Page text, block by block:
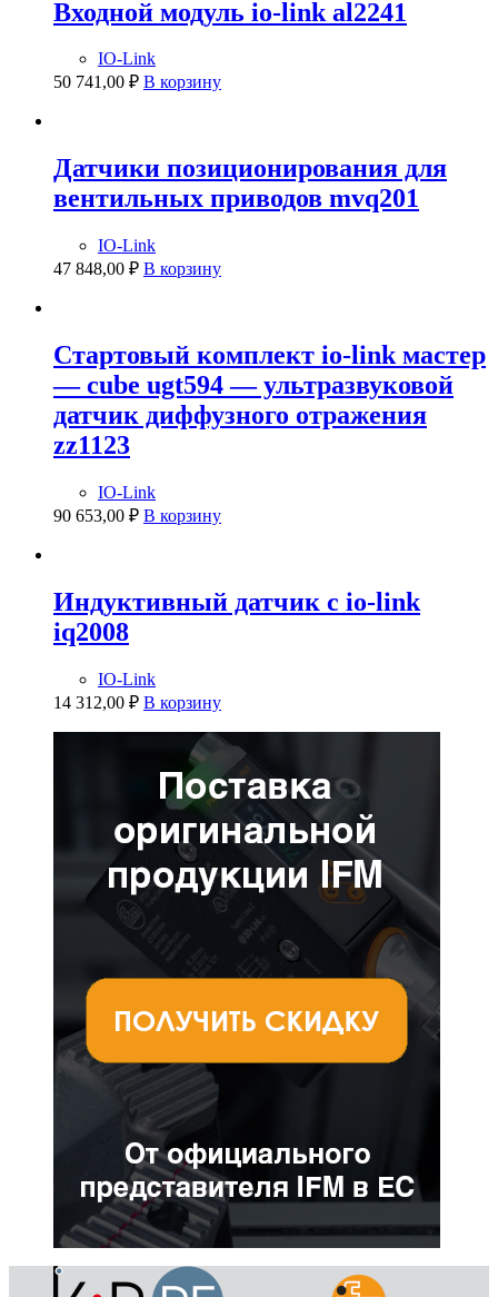
Входной модуль io-link al2241
IO-Link
50 741,00 ₽ В корзину
Датчики позиционирования для
вентильных приводов mvq201
IO-Link
47 848,00 ₽ В корзину
Стартовый комплект io-link мастер
— cube ugt594 — ультразвуковой
датчик диффузного отражения
zz1123
IO-Link
90 653,00 ₽ В корзину
Индуктивный датчик с io-link
iq2008
IO-Link
14 312,00 ₽ В корзину